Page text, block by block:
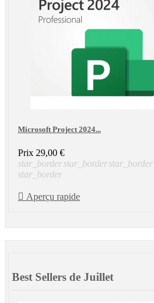
Microsoft Project 2024...
Prix 29,00 €
star_borderstar_borderstar_border
star_border
 Aperçu rapide
Best Sellers de Juillet